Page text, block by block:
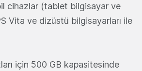
cihazlar (tablet bilgisayar ve
Vita ve dizüstü bilgisayarları ile
için 500 GB kapasitesinde